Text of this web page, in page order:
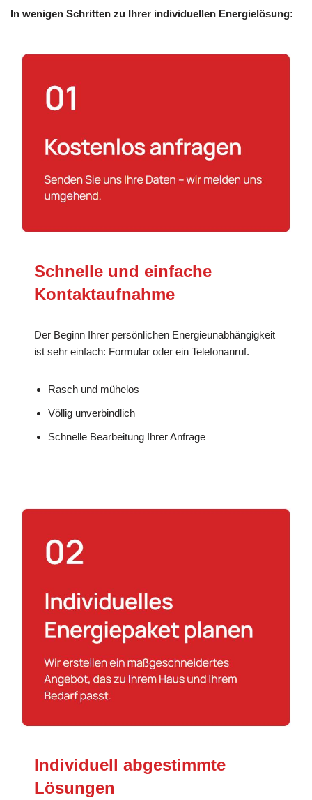
In wenigen Schritten zu Ihrer individuellen Energielösung:
Schnelle und einfache
Kontaktaufnahme
Der Beginn Ihrer persönlichen Energieunabhängigkeit
ist sehr einfach: Formular oder ein Telefonanruf.
Rasch und mühelos
Völlig unverbindlich
Schnelle Bearbeitung Ihrer Anfrage
Individuell abgestimmte
Lösungen